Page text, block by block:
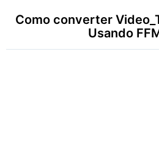
Como converter
Usando